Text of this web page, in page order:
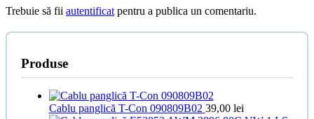
Trebuie să fii autentificat pentru a publica un comentariu.
Produse
Cablu panglică T-Con 090809B02 39,00 lei